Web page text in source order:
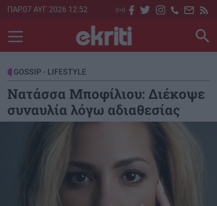
Skip
main
content
ΠΑΡ.07 ΑΥΓ 2026 12:52
GOSSIP - LIFESTYLE
Νατάσσα Μποφίλιου: Διέκοψε
συναυλία λόγω αδιαθεσίας